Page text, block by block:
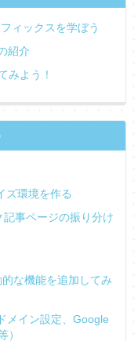
ィックスを学ぼう
紹介
みよう！
ズ環境を作る
事ページの振り分け
な機能を追加してみ
メイン設定、Google
）